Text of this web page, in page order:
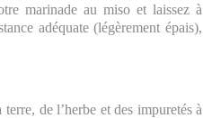
marinade au miso et laissez à
adéquate (légèrement épais),
de l’herbe et des impuretés à